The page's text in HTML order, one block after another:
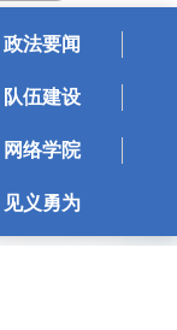
政法要闻
队伍建设
网络学院
见义勇为